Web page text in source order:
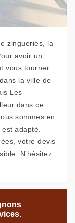
zingueries, la
avoir un
vous tourner
la ville de
Les
dans ce
sommes en
adapté.
votre devis
N’hésitez